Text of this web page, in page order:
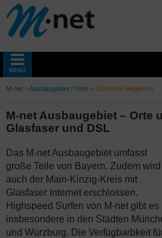
MENÜ
M-net »Ausbaugebiet / Orte » Übersicht Regionen
M-net Ausbaugebiet – Orte
Glasfaser und DSL
Das M-net Ausbaugebiet umfasst
große Teile von Bayern. Zudem wird
auch der Main-Kinzig-Kreis mit
Glasfaser Internet erschlossen.
Highspeed Surfen von M-net gibt es
insbesondere in den Städten
und Würzburg. Die Verfügbarbkeit